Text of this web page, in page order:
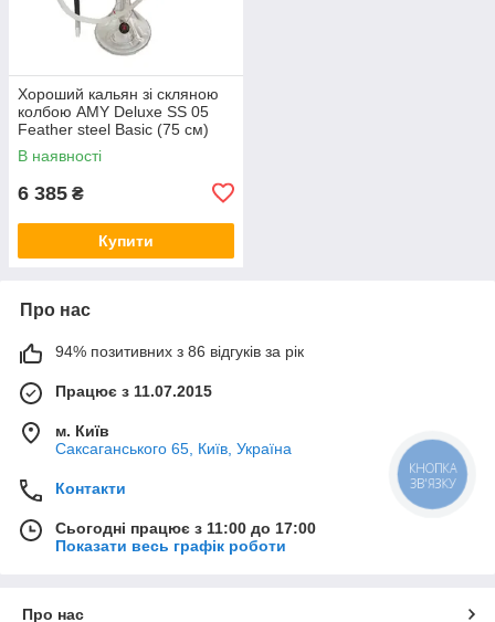
Хороший кальян зі скляною
колбою AMY Deluxe SS 05
Feather steel Basic (75 см)
Прозорий
В наявності
6 385 ₴
Купити
Про нас
94% позитивних з 86 відгуків за рік
Працює з 11.07.2015
м. Київ
Саксаганського 65, Київ, Україна
Контакти
Сьогодні працює з 11:00 до 17:00
Показати весь графік роботи
Про нас
КНОПКА
ЗВ'ЯЗКУ